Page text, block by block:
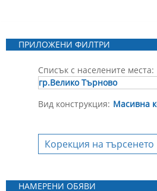
ПРИЛОЖЕНИ ФИЛТРИ
Списък с населените места:
гр.Велико Търново
Вид конструкция: Масивна
Корекция на търсенето
НАМЕРЕНИ ОБЯВИ